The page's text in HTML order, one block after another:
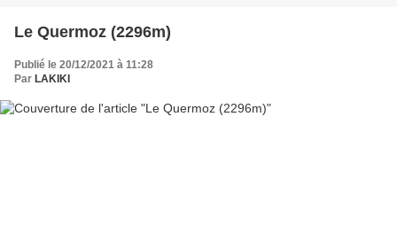
Le Quermoz (2296m)
Publié le 20/12/2021 à 11:28
Par LAKIKI